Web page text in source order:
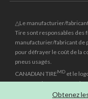
Obtenez
△Le manufacturier/
Tire sont responsables des
manufacturier/fabricant de
pour défrayer le coût de la
pneus usagés.
CANADIAN TIREMD et le
marques de commerce